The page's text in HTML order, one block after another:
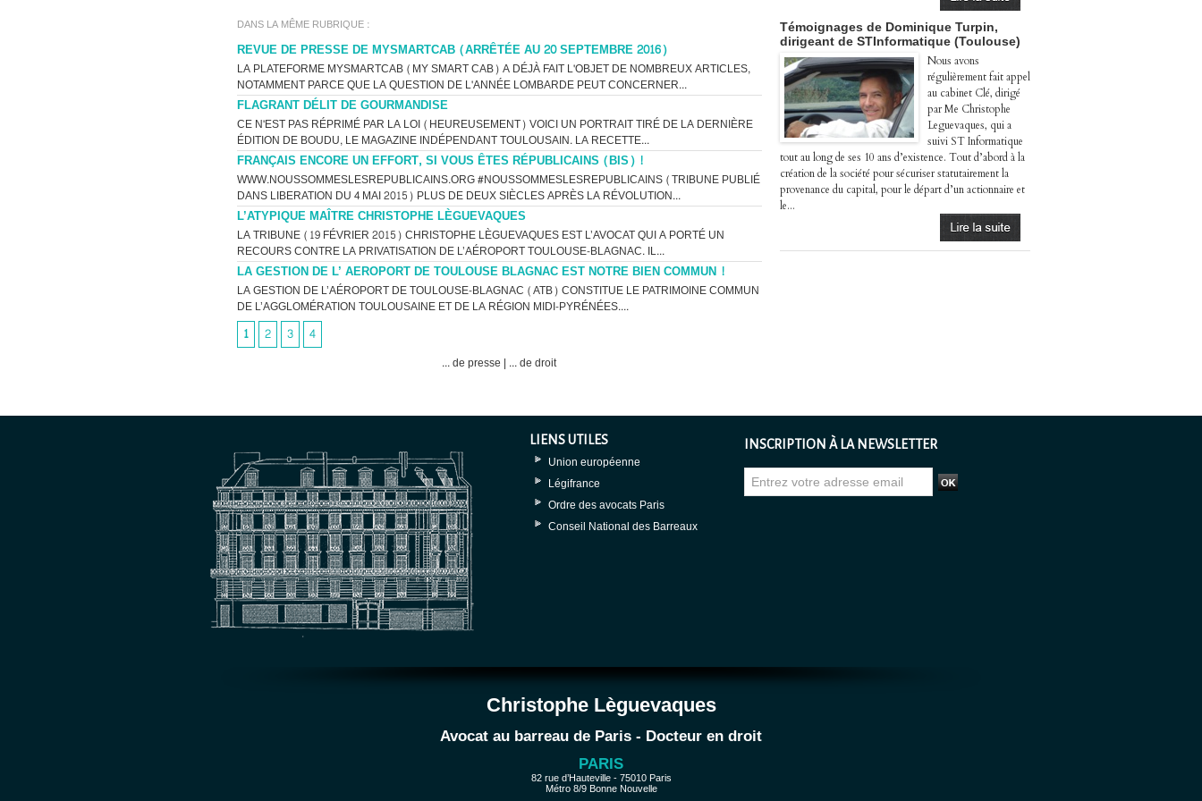
DANS LA MÊME RUBRIQUE :
REVUE DE PRESSE DE MYSMARTCAB (ARRÊTÉE AU 20 SEPTEMBRE 2016)
LA PLATEFORME MYSMARTCAB (MY SMART CAB) A DÉJÀ FAIT L'OBJET DE NOMBREUX ARTICLES,
NOTAMMENT PARCE QUE LA QUESTION DE L'ANNÉE LOMBARDE PEUT CONCERNER...
FLAGRANT DÉLIT DE GOURMANDISE
CE N'EST PAS RÉPRIMÉ PAR LA LOI (HEUREUSEMENT) VOICI UN PORTRAIT TIRÉ DE LA DERNIÈRE
ÉDITION DE BOUDU, LE MAGAZINE INDÉPENDANT TOULOUSAIN. LA RECETTE...
FRANÇAIS ENCORE UN EFFORT, SI VOUS ÊTES RÉPUBLICAINS (BIS) !
WWW.NOUSSOMMESLESREPUBLICAINS.ORG #NOUSSOMMESLESREPUBLICAINS (TRIBUNE PUBLIÉ
DANS LIBERATION DU 4 MAI 2015) PLUS DE DEUX SIÈCLES APRÈS LA RÉVOLUTION...
L’ATYPIQUE MAÎTRE CHRISTOPHE LÈGUEVAQUES
LA TRIBUNE (19 FÉVRIER 2015) CHRISTOPHE LÈGUEVAQUES EST L’AVOCAT QUI A PORTÉ UN
RECOURS CONTRE LA PRIVATISATION DE L’AÉROPORT TOULOUSE-BLAGNAC. IL...
LA GESTION DE L’ AEROPORT DE TOULOUSE BLAGNAC EST NOTRE BIEN COMMUN !
LA GESTION DE L’AÉROPORT DE TOULOUSE-BLAGNAC (ATB) CONSTITUE LE PATRIMOINE COMMUN
DE L’AGGLOMÉRATION TOULOUSAINE ET DE LA RÉGION MIDI-PYRÉNÉES....
1 2 3 4
... de presse | ... de droit
Témoignages de Dominique Turpin,
dirigeant de STInformatique (Toulouse)
Nous avons
régulièrement fait appel
au cabinet Clé, dirigé
par Me Christophe
Leguevaques, qui a
suivi ST Informatique
tout au long de ses 10 ans d’existence. Tout d’abord à la
création de la société pour sécuriser statutairement la
provenance du capital, pour le départ d’un actionnaire et
le...
LIENS UTILES
Union européenne
Légifrance
Ordre des avocats Paris
Conseil National des Barreaux
INSCRIPTION À LA NEWSLETTER
Christophe Lèguevaques
Avocat au barreau de Paris - Docteur en droit
PARIS
82 rue d’Hauteville - 75010 Paris
Métro 8/9 Bonne Nouvelle